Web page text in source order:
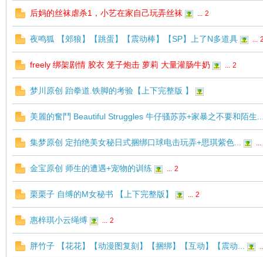
后妈的丝袜虐杀1，小艺在家自己玩弄丝袜 ... 2
夜鸣狐 【郊狼】【跳蛋】【震动棒】【SP】上了N多道具 ...
freely 绑架剧情 胶衣 笼子炮击 萝莉 大量灌肠牛奶 ... 2
梦川原创 跆拳道.铁脚的考验【上下完整版 】
美麗的奮鬥 Beautiful Struggles 牛仔骚苏苏+家暴之不要和陌生
集梦原创 定拍绝美女秘日式捆绑口球电击玩弄+思琪紫色... ...
金宝原创 师生的遭遇+宠物的训练 ... 2
栗栗子 自缚的M女秘书 【上下完整版】 ... 2
惠梓琪小云绳缚 ... 2
胖竹子 【花花】【动漫图复刻】【捆绑】【互动】【震动...